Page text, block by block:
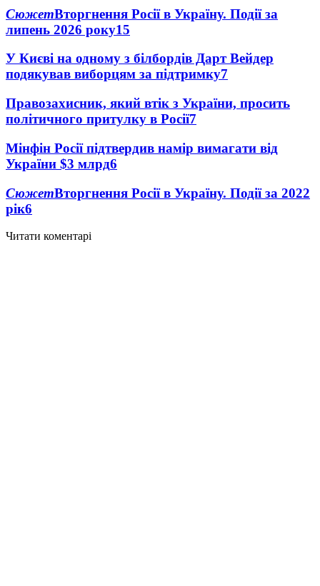
СюжетВторгнення Росії в Україну. Події за
липень 2026 року15
У Києві на одному з білбордів Дарт Вейдер
подякував виборцям за підтримку7
Правозахисник, який втік з України, просить
політичного притулку в Росії7
Мінфін Росії підтвердив намір вимагати від
України $3 млрд6
СюжетВторгнення Росії в Україну. Події за 2022
рік6
Читати коментарі